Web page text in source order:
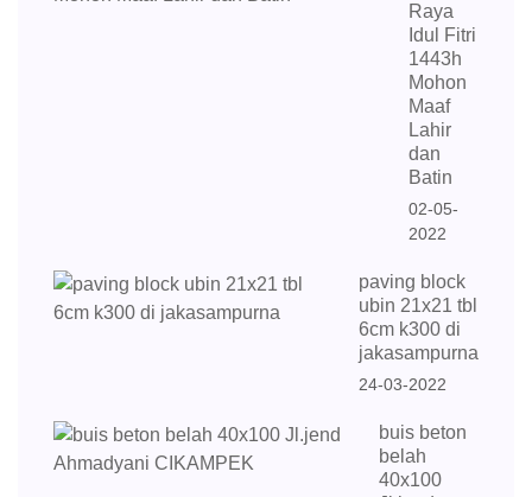
Raya
Idul Fitri
1443h
Mohon
Maaf
Lahir
dan
Batin
02-05-
2022
paving block
ubin 21x21 tbl
6cm k300 di
jakasampurna
24-03-2022
buis beton
belah
40x100